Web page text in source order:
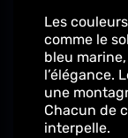
Les
comme le
bleu
l’élégance.
une
Chacun de
interpelle.